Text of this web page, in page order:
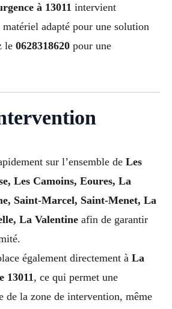
à 13011 intervient
adapté pour une solution
le 0628318620 pour une
sur l’ensemble de Les
Les Camoins, Eoures, La
Saint-Marcel, Saint-Menet, La
La Valentine afin de garantir
également directement à La
13011 , ce qui permet une
de la zone de intervention, même